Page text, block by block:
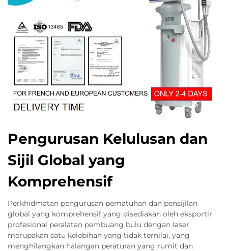
Pengurusan Kelulusan dan
Sijil Global yang
Komprehensif
Perkhidmatan pengurusan pematuhan dan pensijilan
global yang komprehensif yang disediakan oleh eksportir
profesional peralatan pembuang bulu dengan laser
merupakan satu kelebihan yang tidak ternilai, yang
menghilangkan halangan peraturan yang rumit dan